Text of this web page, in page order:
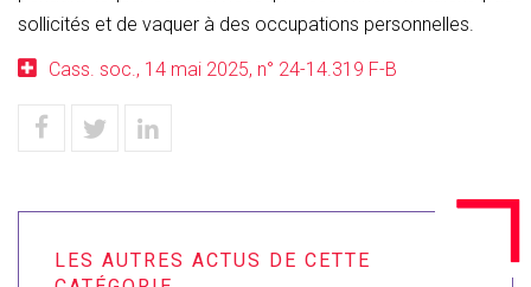
sollicités et de vaquer à des occupations personnelles.
Cass. soc., 14 mai 2025, n° 24-14.319 F-B